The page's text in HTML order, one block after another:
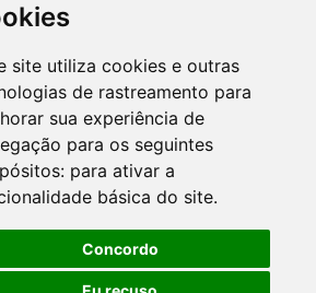
site utiliza cookies e outras
de rastreamento para
sua experiência de
para os seguintes
para ativar a
básica do site.
Concordo